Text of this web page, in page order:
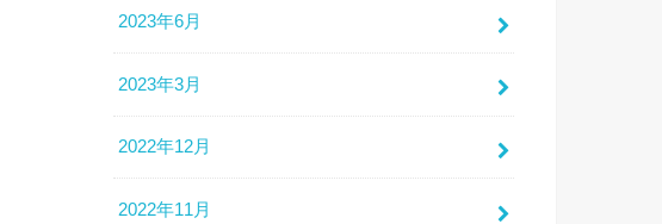
2023年6月
2023年3月
2022年12月
2022年11月